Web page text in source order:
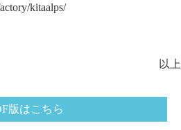
kitaalps/
以上
版はこちら